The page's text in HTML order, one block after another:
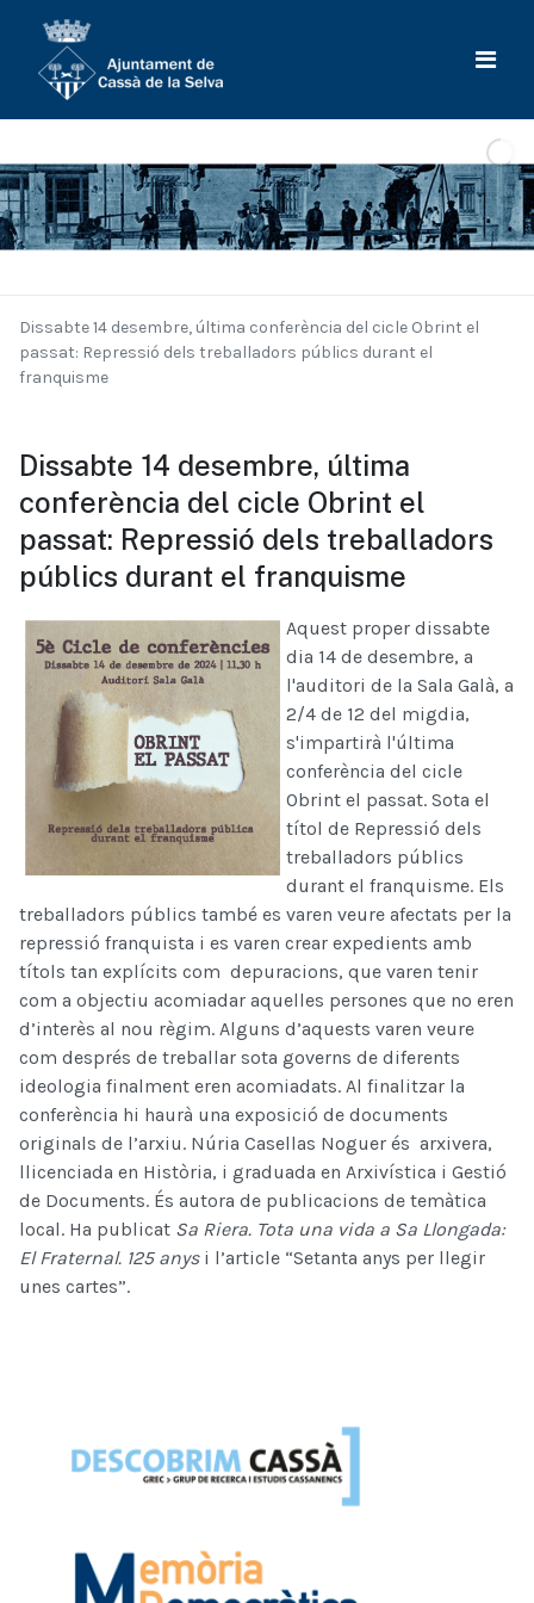
Dissabte 14 desembre, última conferència del cicle Obrint el
passat: Repressió dels treballadors públics durant el
franquisme
Dissabte 14 desembre, última
conferència del cicle Obrint el
passat: Repressió dels treballadors
públics durant el franquisme
Aquest proper dissabte
dia 14 de desembre, a
l'auditori de la Sala Galà, a
2/4 de 12 del migdia,
s'impartirà l'última
conferència del cicle
Obrint el passat. Sota el
títol de Repressió dels
treballadors públics
durant el franquisme. Els
treballadors públics també es varen veure afectats per la
repressió franquista i es varen crear expedients amb
títols tan explícits com depuracions, que varen tenir
com a objectiu acomiadar aquelles persones que no eren
d’interès al nou règim. Alguns d’aquests varen veure
com després de treballar sota governs de diferents
ideologia finalment eren acomiadats. Al finalitzar la
conferència hi haurà una exposició de documents
originals de l’arxiu. Núria Casellas Noguer és arxivera,
llicenciada en Història, i graduada en Arxivística i Gestió
de Documents. És autora de publicacions de temàtica
local. Ha publicat Sa Riera. Tota una vida a Sa Llongada:
El Fraternal. 125 anysi l’article “Setanta anys per llegir
unes cartes”.